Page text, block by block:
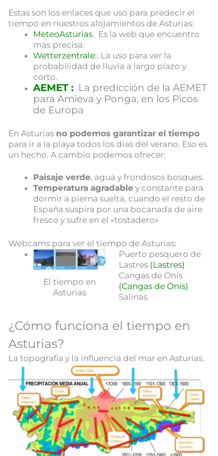
Estas son los enlaces que uso para predecir el
tiempo en nuestros alojamientos de Asturias:
MeteoAsturias. Es la web que encuentro
más precisa.
Wetterzentrale:. La uso para ver la
probabilidad de lluvia a largo plazo y
corto.
AEMET : La predicción de la AEMET
para Amieva y Ponga, en los Picos
de Europa
En Asturias no podemos garantizar el tiempo
para ir a la playa todos los días del verano. Eso es
un hecho. A cambio podemos ofrecer:
Paisaje verde, agua y frondosos bosques.
Temperatura agradable y constante para
dormir a pierna suelta, cuando el resto de
España suspira por una bocanada de aire
fresco y sufre en el «tostadero»
Webcams para ver el tiempo de Asturias:
El tiempo en
Asturias
Puerto pesquero de
Lastres (Lastres)
Cangas de Onís
(Cangas de Onís)
Salinas
¿Cómo funciona el tiempo en
Asturias?
La topografia y la influencia del mar en Asturias.